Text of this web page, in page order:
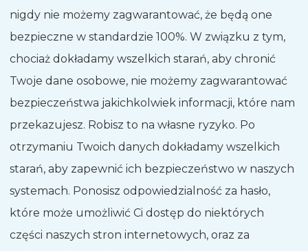
nigdy nie możemy zagwarantować, że będą one
bezpieczne w standardzie 100%. W związku z tym,
chociaż dokładamy wszelkich starań, aby chronić
Twoje dane osobowe, nie możemy zagwarantować
bezpieczeństwa jakichkolwiek informacji, które nam
przekazujesz. Robisz to na własne ryzyko. Po
otrzymaniu Twoich danych dokładamy wszelkich
starań, aby zapewnić ich bezpieczeństwo w naszych
systemach. Ponosisz odpowiedzialność za hasło,
które może umożliwić Ci dostęp do niektórych
części naszych stron internetowych, oraz za